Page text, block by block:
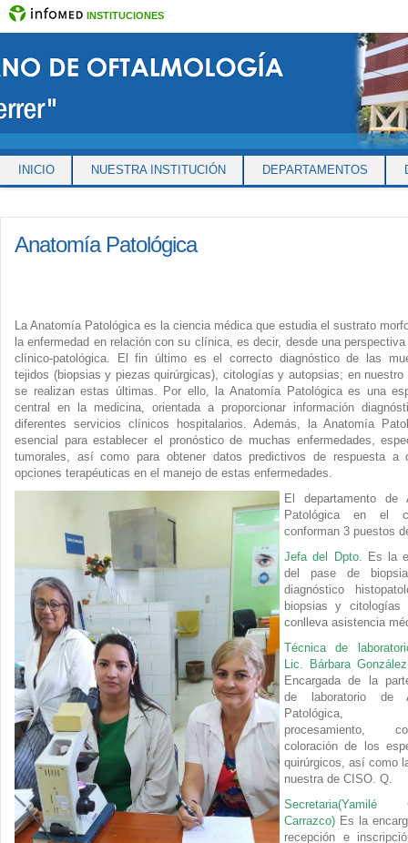
INSTITUCIONES
INICIO NUESTRA INSTITUCIÓN DEPARTAMENTOS
Anatomía Patológica
La Anatomía Patológica es la ciencia médica que estudia el sustrato
la enfermedad en relación con su clínica, es decir, desde una perspectiva
clínico-patológica. El fin último es el correcto diagnóstico de las
tejidos (biopsias y piezas quirúrgicas), citologías y autopsias; en nuestro
se realizan estas últimas. Por ello, la Anatomía Patológica es una
central en la medicina, orientada a proporcionar información
diferentes servicios clínicos hospitalarios. Además, la Anatomía
esencial para establecer el pronóstico de muchas enfermedades,
tumorales, así como para obtener datos predictivos de respuesta a
opciones terapéuticas en el manejo de estas enfermedades.
El departamento de
Patológica en el
conforman 3 puestos
Jefa del Dpto. Es la
del pase de
diagnóstico
biopsias y
conlleva asistencia
Técnica de
Lic. Bárbara
Encargada de la
de laboratorio de
Patológica,
procesamiento,
coloración de los
quirúrgicos, así como
nuestra de CISO. Q.
Secretaria(Yamilé
Carrazco) Es la
recepción e